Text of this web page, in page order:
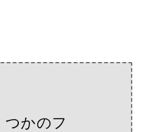
つかのフ